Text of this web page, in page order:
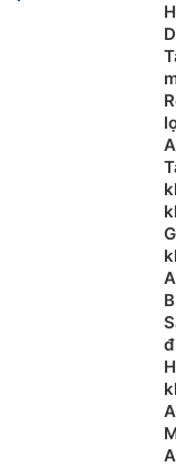
Cấu tạo của
gồm 3 bộ phận
màng lọc không
Có
phẩm, khung
dụng chính là
quạt hút, các bộ
ảnh hưởng do
hại thiết bị. Tùy
máy sẽ được
trong quá trình
Bộ phận quạt hút:
khí vào bộ lọc.
chủ yếu vào khả
hiệu quả tốt